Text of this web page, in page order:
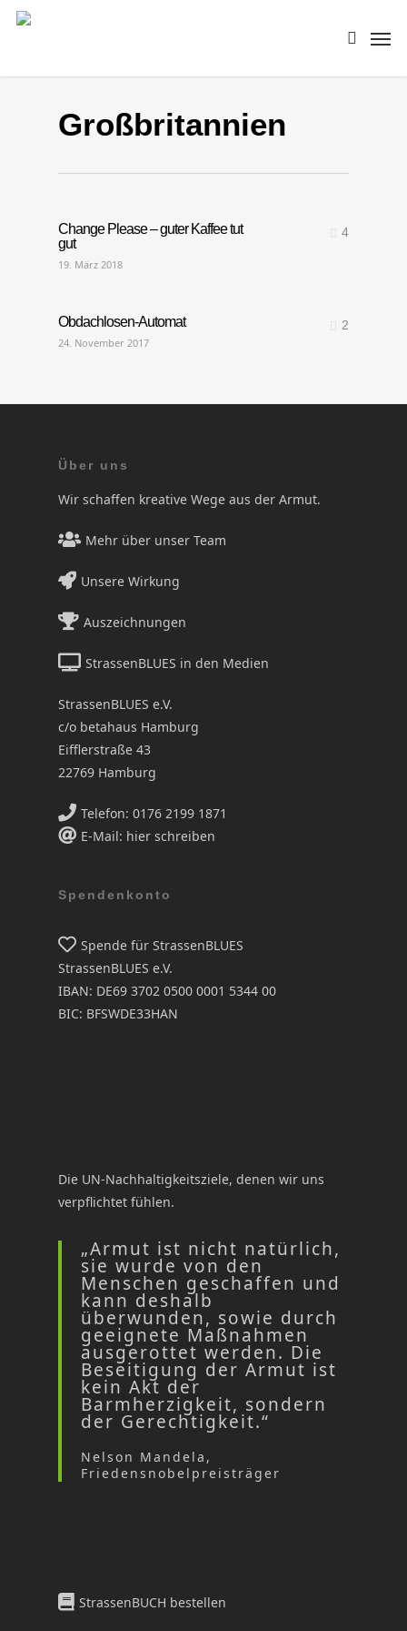
Skip
content
search
Großbritannien
Change Please – guter Kaffee tut
gut
19. März 2018
4
Obdachlosen-Automat
24. November 2017
2
Über uns
Wir schaffen kreative Wege aus der Armut.
Mehr über unser Team
Unsere Wirkung
Auszeichnungen
StrassenBLUES in den Medien
StrassenBLUES e.V.
c/o betahaus Hamburg
Eifflerstraße 43
22769 Hamburg
Telefon: 0176 2199 1871
E-Mail: hier schreiben
Spendenkonto
Spende für StrassenBLUES
StrassenBLUES e.V.
IBAN: DE69 3702 0500 0001 5344 00
BIC: BFSWDE33HAN
Die UN-Nachhaltigkeitsziele, denen wir uns
verpflichtet fühlen.
„Armut ist nicht natürlich,
sie wurde von den
Menschen geschaffen und
kann deshalb
überwunden, sowie durch
geeignete Maßnahmen
ausgerottet werden. Die
Beseitigung der Armut ist
kein Akt der
Barmherzigkeit, sondern
der Gerechtigkeit.“
Nelson Mandela,
Friedensnobelpreisträger
StrassenBUCH bestellen